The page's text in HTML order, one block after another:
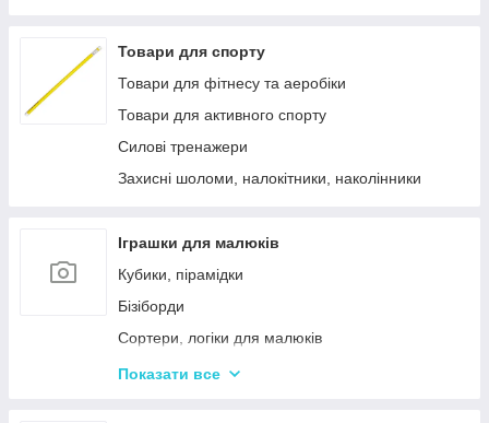
Товари для спорту
Товари для фітнесу та аеробіки
Товари для активного спорту
Силові тренажери
Захисні шоломи, налокітники, наколінники
Іграшки для малюків
Кубики, пірамідки
Бізіборди
Сортери, логіки для малюків
Іграшки з музичними ефектами
Показати все